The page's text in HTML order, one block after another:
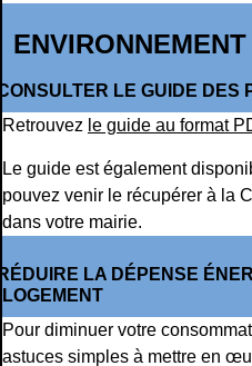
ENVIRONNEMENT
LE GUIDE DES
Retrouvez le guide au format
Le guide est également
pouvez venir le récupérer à la
dans votre mairie.
LA DÉPENSE
LOGEMENT
Pour diminuer votre
astuces simples à mettre en